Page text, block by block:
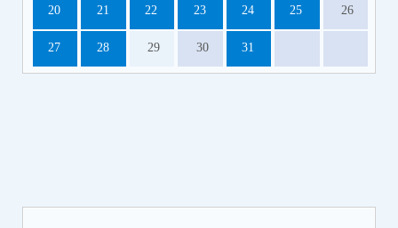
20 21 22 23 24 25 26
27 28 29 30 31